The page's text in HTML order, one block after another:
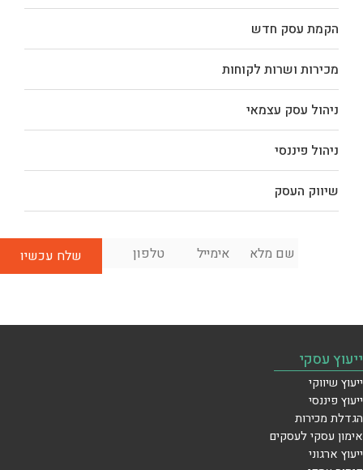
הקמת עסק חדש
מכירות ושרות לקוחות
ניהול עסק עצמאי
ניהול פיננסי
שיווק העסק
שם
מלא
אימייל *
ייעוץ עסקי
ייעוץ שיווקי
ייעוץ פיננסי
הגדלת מכירות
אימון עסקי לעסקים
ייעוץ ארגוני